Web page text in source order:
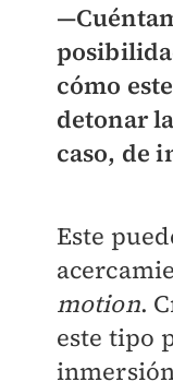
cómo
detonar
caso, de
Este
motion.
este tipo